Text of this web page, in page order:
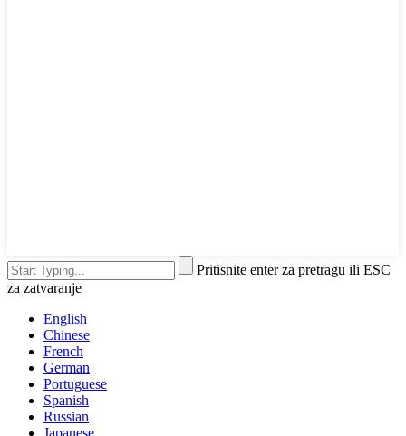
Pritisnite enter za pretragu ili ESC
za zatvaranje
English
Chinese
French
German
Portuguese
Spanish
Russian
Japanese